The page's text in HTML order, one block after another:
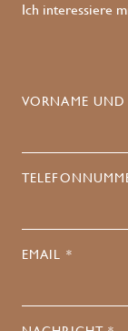
Ich interessiere
VORNAME
EMAIL *